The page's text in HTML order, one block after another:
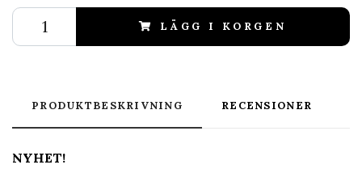
LÄGG I KORGEN
PRODUKTBESKRIVNING RECENSIONER
NYHET!